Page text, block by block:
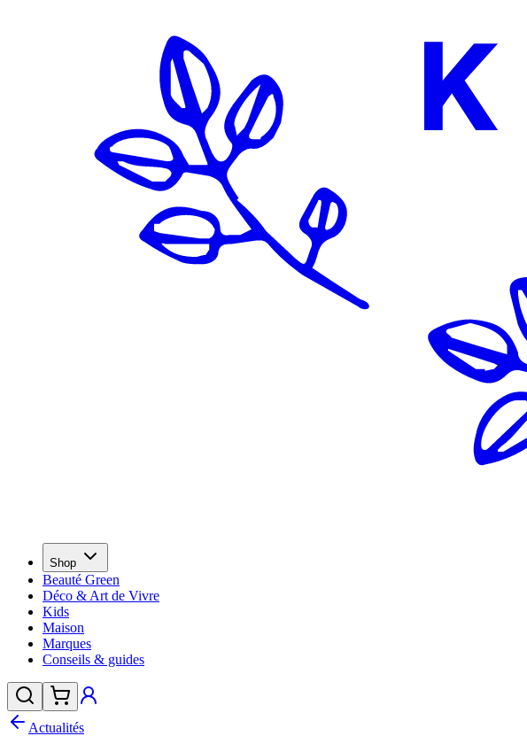
Shop
Beauté Green
Déco & Art de Vivre
Kids
Maison
Marques
Conseils & guides
Actualités